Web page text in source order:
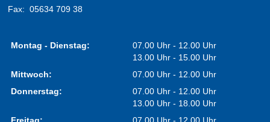
Fax: 05634 709 38
Montag - Dienstag:
07.00 Uhr - 12.00 Uhr
13.00 Uhr - 15.00 Uhr
Mittwoch:
07.00 Uhr - 12.00 Uhr
Donnerstag:
07.00 Uhr - 12.00 Uhr
13.00 Uhr - 18.00 Uhr